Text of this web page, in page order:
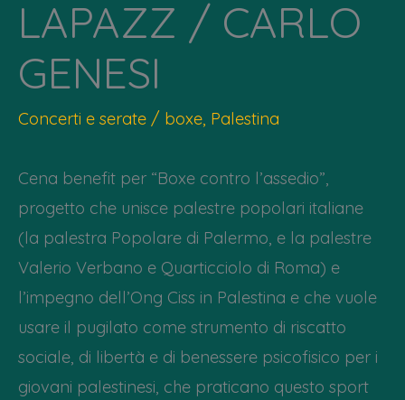
LAPAZZ / CARLO
GENESI
Concerti e serate / boxe, Palestina
Cena benefit per “Boxe contro l’assedio”,
progetto che unisce palestre popolari italiane
(la palestra Popolare di Palermo, e la palestre
Valerio Verbano e Quarticciolo di Roma) e
l’impegno dell’Ong Ciss in Palestina e che vuole
usare il pugilato come strumento di riscatto
sociale, di libertà e di benessere psicofisico per i
giovani palestinesi, che praticano questo sport